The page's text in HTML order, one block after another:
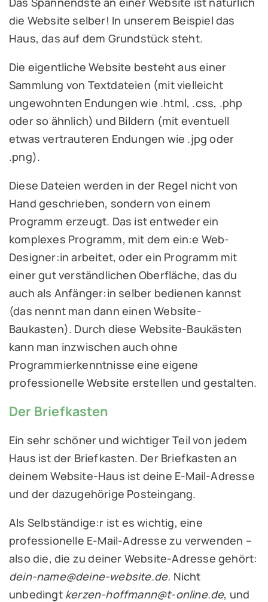
die Website selber! In unserem Beispiel das
Haus, das auf dem Grundstück steht.
Die eigentliche Website besteht aus einer
Sammlung von Textdateien (mit vielleicht
ungewohnten Endungen wie .html, .css, .php
oder so ähnlich) und Bildern (mit eventuell
etwas vertrauteren Endungen wie .jpg oder
.png).
Diese Dateien werden in der Regel nicht von
Hand geschrieben, sondern von einem
Programm erzeugt. Das ist entweder ein
komplexes Programm, mit dem ein:e Web-
Designer:in arbeitet, oder ein Programm mit
einer gut verständlichen Oberfläche, das du
auch als Anfänger:in selber bedienen kannst
(das nennt man dann einen Website-
Baukasten). Durch diese Website-Baukästen
kann man inzwischen auch ohne
Programmierkenntnisse eine eigene
professionelle Website erstellen und gestalten.
Der Briefkasten
Ein sehr schöner und wichtiger Teil von jedem
Haus ist der Briefkasten. Der Briefkasten an
deinem Website-Haus ist deine E-Mail-Adresse
und der dazugehörige Posteingang.
Als Selbständige:r ist es wichtig, eine
professionelle E-Mail-Adresse zu verwenden –
also die, die zu deiner Website-Adresse gehört:
dein-name@deine-website.de. Nicht
unbedingt kerzen-hoffmann@t-online.de, und